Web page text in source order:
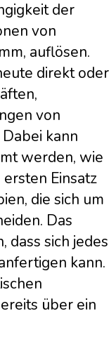
der
von
auflösen.
direkt oder
von
kann
werden, wie
Einsatz
die sich um
Das
dass sich jedes
kann.
über ein